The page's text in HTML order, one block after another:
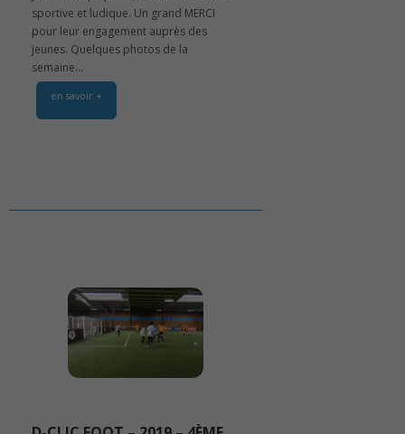
sportive et ludique. Un grand MERCI
pour leur engagement auprès des
jeunes. Quelques photos de la
semaine...
en savoir +